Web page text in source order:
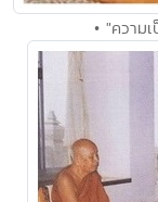
• "ความ